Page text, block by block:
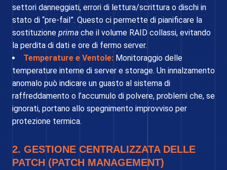
settori danneggiati, errori di lettura/scrittura o dischi in
stato di “pre-fail”. Questo ci permette di pianificare la
sostituzione prima che il volume RAID collassi, evitando
la perdita di dati e ore di fermo server.
Temperature e Ventole: Monitoraggio delle
temperature interne di server e storage. Un innalzamento
anomalo può indicare un guasto al sistema di
raffreddamento o l’accumulo di polvere, problemi che, se
ignorati, portano allo spegnimento improvviso per
protezione termica.
2. GESTIONE CENTRALIZZATA DELLE
PATCH (PATCH MANAGEMENT)